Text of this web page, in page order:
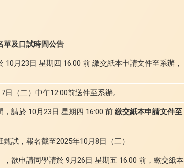
單及口試時間公告
月23日 星期四 16:00 前 繳交紙本申請文件至系辦，
（二）中午12:00前送件至系辦。
，請於 10月23日 星期四 16:00 前 繳交紙本申請文件至
試，報名截至2025年10月8日（三）
欲申請同學請於 9月26日 星期五 16:00 前，繳交紙本